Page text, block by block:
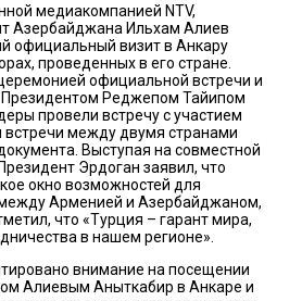
медиакомпанией NTV,
Азербайджана Ильхам Алиев
официальный визит в Анкару
проведенных в его стране.
официальной встречи и
Президентом Реджепом Тайипом
провели встречу с участием
встречи между двумя странами
Выступая на совместной
Эрдоган заявил, что
окно возможностей для
Арменией и Азербайджаном,
что «Турция – гарант мира,
в нашем регионе».
внимание на посещении
Алиевым Аныткабир в Анкаре и